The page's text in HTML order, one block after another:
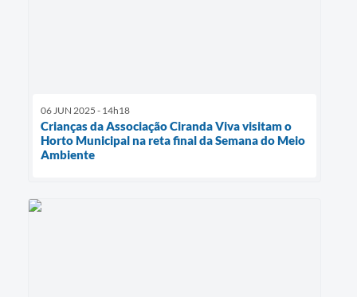
06 JUN 2025 - 14h18
Crianças da Associação Ciranda Viva visitam o
Horto Municipal na reta final da Semana do Meio
Ambiente